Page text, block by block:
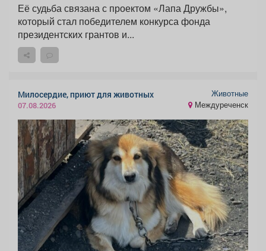
Её судьба связана с проектом «Лапа Дружбы»,
который стал победителем конкурса фонда
президентских грантов и...
Милосердие, приют для животных
07.08.2026
Животные
Междуреченск